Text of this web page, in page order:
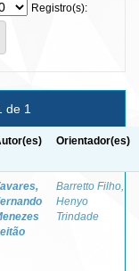
Registro(s):
de 1
Orientador(es)
Barretto Filho,
Henyo
Trindade